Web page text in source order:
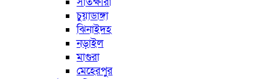
চুয়াডাঙ্গা
ঝিনাইদহ
নড়াইল
মাগুরা
মেহেরপুর